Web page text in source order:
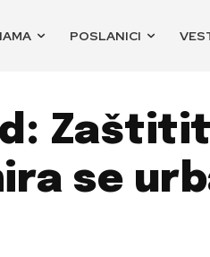
POSLANICI
se